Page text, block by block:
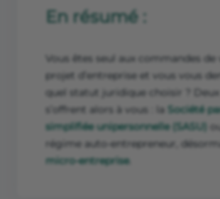
En résumé :
Vous êtes seul aux commandes de
projet d’entreprise et vous vous
quel statut juridique choisir ?
s’offrent alors à vous : la Société
simplifiée unipersonnelle (SASU)
régime auto-entrepreneur,
micro-entreprise.